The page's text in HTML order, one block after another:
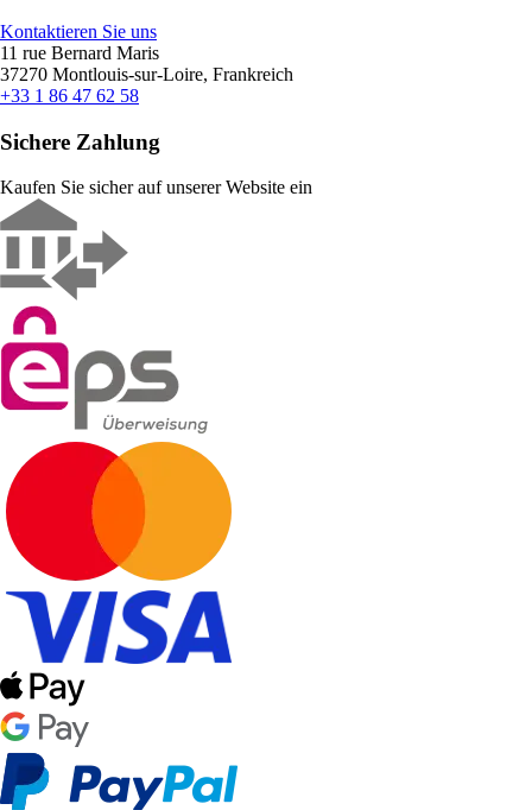
Kontaktieren Sie uns
11 rue Bernard Maris
37270 Montlouis-sur-Loire, Frankreich
+33 1 86 47 62 58
Sichere Zahlung
Kaufen Sie sicher auf unserer Website ein